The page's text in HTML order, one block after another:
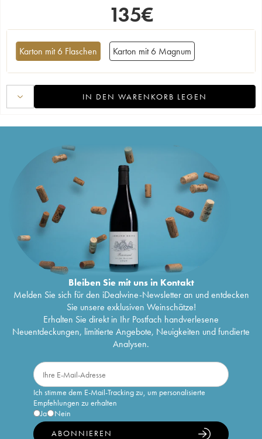
135€
Karton mit 6 Flaschen Karton mit 6 Magnum
IN DEN WARENKORB LEGEN
Bleiben Sie mit uns in Kontakt
Melden Sie sich für den iDealwine-Newsletter an und entdecken
Sie unsere exklusiven Weinschätze!
Erhalten Sie direkt in Ihr Postfach handverlesene
Neuentdeckungen, limitierte Angebote, Neuigkeiten und fundierte
Analysen.
Ich stimme dem E-Mail-Tracking zu, um personalisierte
Empfehlungen zu erhalten
Ja
Nein
ABONNIEREN